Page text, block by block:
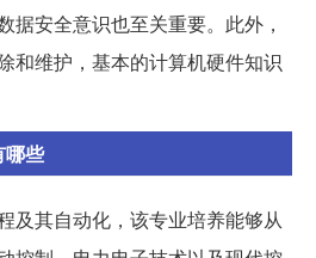
据安全意识也至关重要。此外，
和维护，基本的计算机硬件知识
哪些
及其自动化，该专业培养能够从